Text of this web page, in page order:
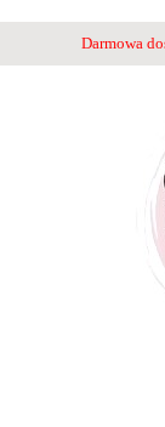
Darmowa